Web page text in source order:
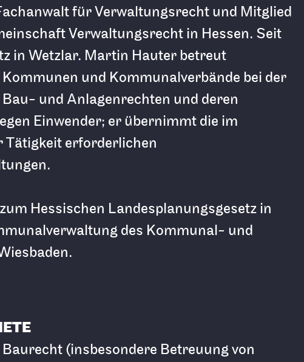
für Verwaltungsrecht und Mitglied
Verwaltungsrecht in Hessen. Seit
in Wetzlar. Martin Hauter betreut
und Kommunalverbände bei der
und Anlagenrechten und deren
Einwender; er übernimmt die im
Tätigkeit erforderlichen
Hessischen Landesplanungsgesetz in
des Kommunal- und
(insbesondere Betreuung von